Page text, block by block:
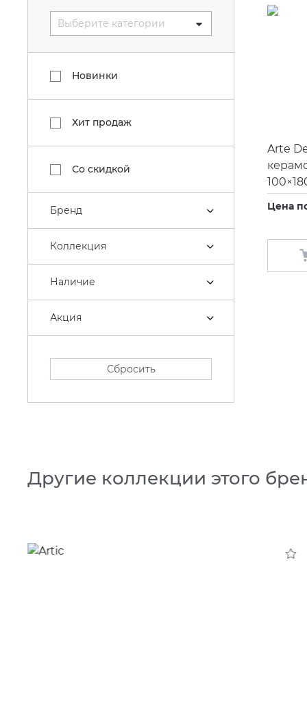
Выберите категории
Новинки
Хит продаж
Со скидкой
Бренд
Коллекция
Наличие
Акция
Сбросить
Arte
Цена
Другие коллекции этого